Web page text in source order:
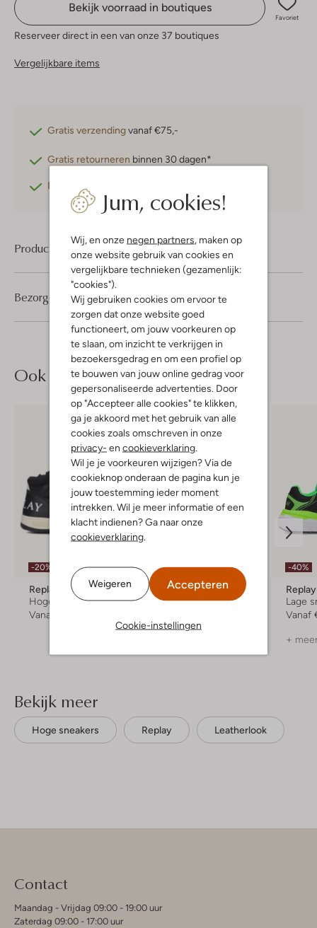
Jum, cookies!
Wij, en onze negen partners , maken op
onze website gebruik van cookies en
vergelijkbare technieken (gezamenlijk:
"cookies").
Wij gebruiken cookies om ervoor te
zorgen dat onze website goed
functioneert, om jouw voorkeuren op
te slaan, om inzicht te verkrijgen in
bezoekersgedrag en om een profiel op
te bouwen van jouw online gedrag voor
gepersonaliseerde advertenties. Door
op "Accepteer alle cookies" te klikken,
ga je akkoord met het gebruik van alle
cookies zoals omschreven in onze
privacy- en cookieverklaring
Wil je je voorkeuren wijzigen? Via de
cookieknop onderaan de pagina kun je
jouw toestemming ieder moment
intrekken. Wil je meer informatie of een
klacht indienen? Ga naar onze
cookieverklaring
Weigeren Accepteren
Cookie-instellingen
Bekijk voorraad in boutiques
Favoriet
Reserveer direct in een van onze 37 boutiques
Vergelijkbare items
Gratis verzendingvanaf €75,-
Gratis retourneren binnen 30 dagen*
Betaal achteraf
Product informatie
Bezorgen & retourneren
Ook iets voor jou?
-20%
Replay
Hoge sneakers
Vanaf
-30%
Replay
Lage sneakers
-40%
Replay
Lage
Vanaf
+
Bekijk meer
Hoge sneakers Replay Leatherlook
Contact
Maandag - Vrijdag 09:00 - 19:00 uur
Zaterdag 09:00 - 17:00 uur